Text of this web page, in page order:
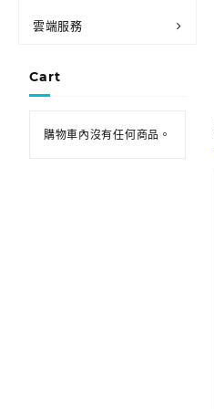
雲端服務
Cart
購物車內沒有任何商品。